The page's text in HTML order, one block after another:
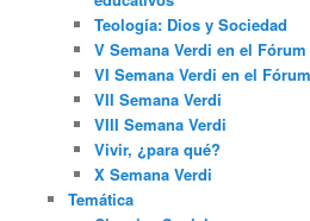
Teología: Dios y Sociedad
V Semana Verdi en el
VI Semana Verdi en el
VII Semana Verdi
VIII Semana Verdi
Vivir, ¿para qué?
X Semana Verdi
Temática